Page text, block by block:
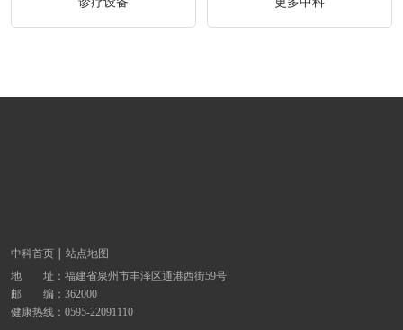
中科首页
站点地图
地 址： 福建省泉州市丰泽区通港西街59号
邮 编：362000
健康热线： 0595-22091110